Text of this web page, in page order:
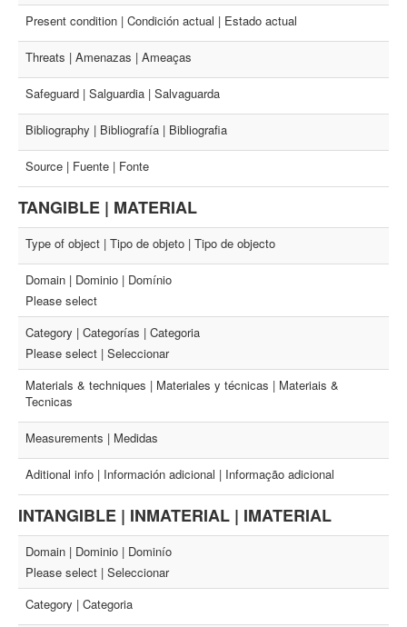
Present condition | Condición actual | Estado actual
Threats | Amenazas | Ameaças
Safeguard | Salguardia | Salvaguarda
Bibliography | Bibliografía | Bibliografia
Source | Fuente | Fonte
TANGIBLE | MATERIAL
Type of object | Tipo de objeto | Tipo de objecto
Domain | Dominio | Domínio
Please select
Category | Categorías | Categoria
Please select | Seleccionar
Materials & techniques | Materiales y técnicas | Materiais &
Tecnicas
Measurements | Medidas
Aditional info | Información adicional | Informação adicional
INTANGIBLE | INMATERIAL | IMATERIAL
Domain | Dominio | Dominío
Please select | Seleccionar
Category | Categoria